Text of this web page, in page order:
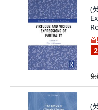
(
2
免
(